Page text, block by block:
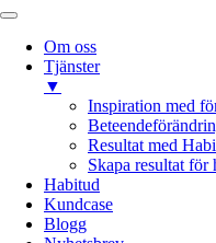
Om oss
Tjänster
▼
Inspiration med
Resultat med
Skapa resultat för
Habitud
Kundcase
Blogg